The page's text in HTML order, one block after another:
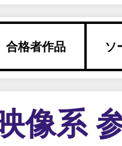
合格者作品 ソ
像系